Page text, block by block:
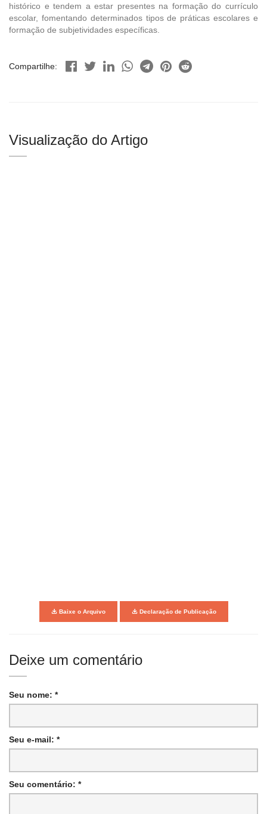
histórico e tendem a estar presentes na formação do currículo
escolar, fomentando determinados tipos de práticas escolares e
formação de subjetividades específicas.
Compartilhe:
Visualização do Artigo
Baixe o Arquivo Declaração de Publicação
Deixe um comentário
Seu nome: *
Seu e-mail: *
Seu comentário: *